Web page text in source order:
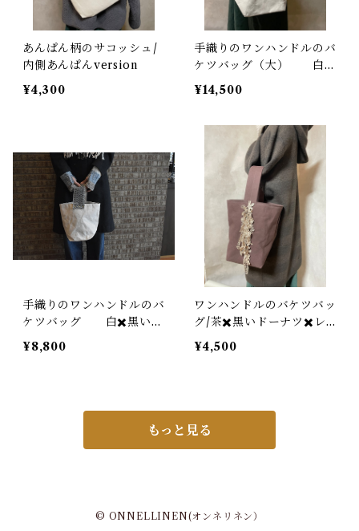
あんぱん柄のサコッシュ/
内側あんぱんversion
¥4,300
手織りのワンハンドルのバ
ケツバッグ（大） 白✖️
黒いハンドル
¥14,500
手織りのワンハンドルのバ
ケツバッグ 白✖️黒いハ
ンドル
¥8,800
ワンハンドルのバケツバッ
グ/茶✖️黒いドーナツ✖️レ
ース
¥4,500
もっと見る
© ONNELLINEN(オンネリネン）